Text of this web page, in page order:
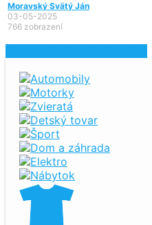
Moravský Svätý Ján
03-05-2025
766 zobrazení
Automobily
Motorky
Zvieratá
Detský tovar
Šport
Dom a záhrada
Elektro
Nábytok